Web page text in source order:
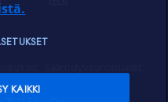
KAIKKI